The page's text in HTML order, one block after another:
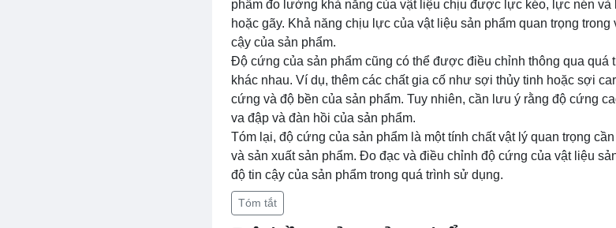
phẩm đo lường khả năng của vật liệu chịu được lực kéo, lực nén và
hoặc gãy. Khả năng chịu lực của vật liệu sản phẩm quan trọng
cậy của sản phẩm.
Độ cứng của sản phẩm cũng có thể được điều chỉnh thông qua quá
khác nhau. Ví dụ, thêm các chất gia cố như sợi thủy tinh hoặc sợi
cứng và độ bền của sản phẩm. Tuy nhiên, cần lưu ý rằng độ cứng
va đập và đàn hồi của sản phẩm.
Tóm lại, độ cứng của sản phẩm là một tính chất vật lý quan trọng
và sản xuất sản phẩm. Đo đạc và điều chỉnh độ cứng của vật liệu
độ tin cậy của sản phẩm trong quá trình sử dụng.
Tóm tắt